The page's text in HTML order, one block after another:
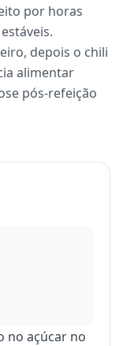
por horas
depois o chili
alimentar
pós-refeição
no açúcar no